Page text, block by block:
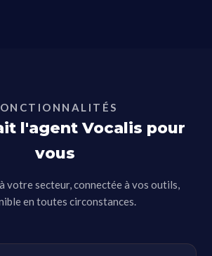
l'agent Vocalis pour
vous
votre secteur, connectée à vos outils,
en toutes circonstances.